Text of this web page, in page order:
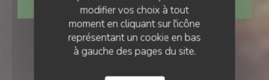
modifier vos choix à tout
moment en cliquant sur l'icône
représentant un cookie en bas
à gauche des pages du site.
VENTE À EMPORTER